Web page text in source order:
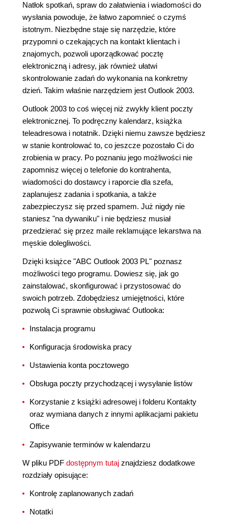
Natłok spotkań, spraw do załatwienia i wiadomości do
wysłania powoduje, że łatwo zapomnieć o czymś
istotnym. Niezbędne staje się narzędzie, które
przypomni o czekających na kontakt klientach i
znajomych, pozwoli uporządkować pocztę
elektroniczną i adresy, jak również ułatwi
skontrolowanie zadań do wykonania na konkretny
dzień. Takim właśnie narzędziem jest Outlook 2003.
Outlook 2003 to coś więcej niż zwykły klient poczty
elektronicznej. To podręczny kalendarz, książka
teleadresowa i notatnik. Dzięki niemu zawsze będziesz
w stanie kontrolować to, co jeszcze pozostało Ci do
zrobienia w pracy. Po poznaniu jego możliwości nie
zapomnisz więcej o telefonie do kontrahenta,
wiadomości do dostawcy i raporcie dla szefa,
zaplanujesz zadania i spotkania, a także
zabezpieczysz się przed spamem. Już nigdy nie
staniesz "na dywaniku" i nie będziesz musiał
przedzierać się przez maile reklamujące lekarstwa na
męskie dolegliwości.
Dzięki książce "ABC Outlook 2003 PL" poznasz
możliwości tego programu. Dowiesz się, jak go
zainstalować, skonfigurować i przystosować do
swoich potrzeb. Zdobędziesz umiejętności, które
pozwolą Ci sprawnie obsługiwać Outlooka:
Instalacja programu
Konfiguracja środowiska pracy
Ustawienia konta pocztowego
Obsługa poczty przychodzącej i wysyłanie listów
Korzystanie z książki adresowej i folderu Kontakty
oraz wymiana danych z innymi aplikacjami pakietu
Office
Zapisywanie terminów w kalendarzu
W pliku PDF dostępnym tutaj znajdziesz dodatkowe
rozdziały opisujące:
Kontrolę zaplanowanych zadań
Notatki